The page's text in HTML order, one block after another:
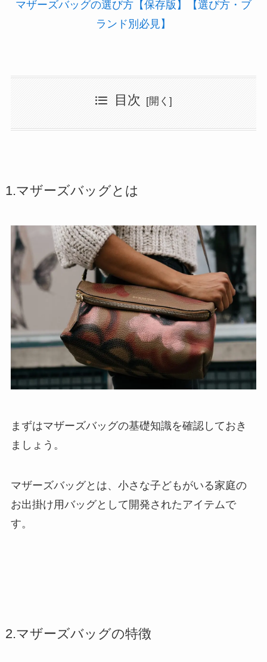
マザーズバッグの選び方【保存版】【選び方・ブ
ランド別必見】
目次
1.マザーズバッグとは
まずはマザーズバッグの基礎知識を確認しておき
ましょう。
マザーズバッグとは、小さな子どもがいる家庭の
お出掛け用バッグとして開発されたアイテムで
す。
2.マザーズバッグの特徴